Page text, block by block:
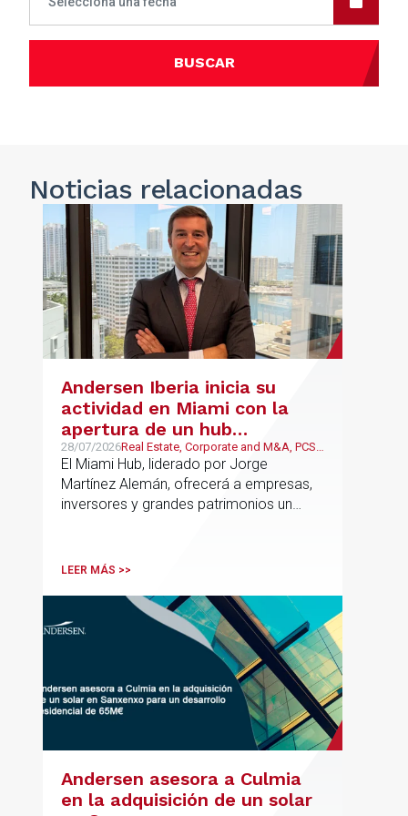
BUSCAR
Noticiasrelacionadas
Andersen Iberia inicia su
actividad en Miami con la
apertura de un hub
estratégico para reforzar el
asesoramiento fiscal, legal y
patrimonial conectando
Europa y Latinoamérica
28/07/2026Real Estate, Corporate and M&A, PCS,
Wealth Management & Family
Business
El Miami Hub, liderado por Jorge
Martínez Alemán, ofrecerá a empresas,
inversores y grandes patrimonios un
Latinoamérica y otros mercados
LEER MÁS >>
Andersen asesora a Culmia
en la adquisición de un solar